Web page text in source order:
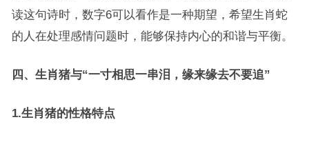
读这句诗时，数字6可以看作是一种期望，希望生肖蛇
的人在处理感情问题时，能够保持内心的和谐与平衡。
四、生肖猪与“一寸相思一串泪，缘来缘去不要追”
1.生肖猪的性格特点